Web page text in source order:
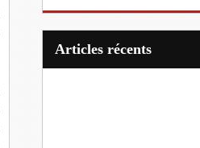
articles récents